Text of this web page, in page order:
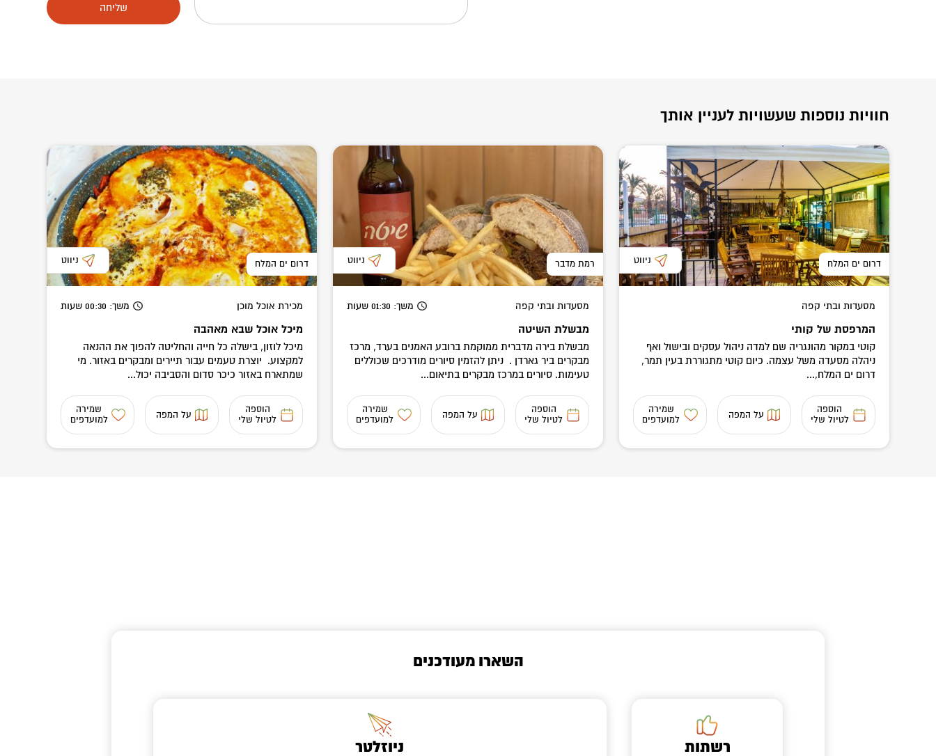
שליחה
חוויות נוספות שעשויות לעניין אותך
דרום ים המלח ניווט
מסעדות ובתי קפה
המרפסת של קותי
קוטי במקור מהונגריה שם למדה ניהול עסקים ובישול ואף
ניהלה מסעדה משל עצמה. כיום קוטי מתגוררת בעין תמר,
דרום ים המלח,...
הוספה
לטיול שלי
על המפה
שמירה
למועדפים
רמת מדבר ניווט
מסעדות ובתי קפה משך: 01:30 שעות
מבשלת השיטה
מבשלת בירה מדברית ממוקמת ברובע האמנים בערד, מרכז
מבקרים ביר גארדן . ניתן להזמין סיורים מודרכים שכוללים
טעימות. סיורים במרכז מבקרים בתיאום...
הוספה
לטיול שלי
על המפה
שמירה
למועדפים
דרום ים המלח ניווט
מכירת אוכל מוכן משך: 00:30 שעות
מיכל אוכל שבא מאהבה
מיכל לוזון, בישלה כל חייה והחליטה להפוך את ההנאה
למקצוע. יוצרת טעמים עבור תיירים ומבקרים באזור. מי
שמתארח באזור כיכר סדום והסביבה יכול...
הוספה
לטיול שלי
על המפה
שמירה
למועדפים
השארו מעודכנים
רשתות ניוזלטר